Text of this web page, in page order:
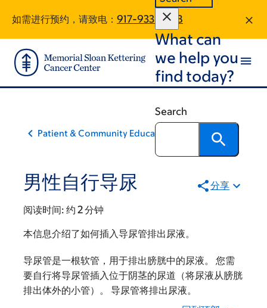
main
content
footer
如需进行预约，请致电： 917-933-1608
What can
we help you
find today?
Search
Patient & Community Education
男性自行导尿 分享
阅读时间: 约 2 分钟
本信息介绍了如何插入导尿管排出尿液。
导尿管是一根软管，用于排出膀胱中的尿液。 您需
要自行将导尿管插入位于阴茎的尿道（将尿液从膀胱
排出体外的小管）。 导尿管将排出尿液。